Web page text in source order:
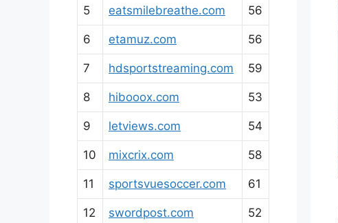
5 eatsmilebreathe.com 56
6 etamuz.com 56
7 hdsportstreaming.com 59
8 hibooox.com 53
9 letviews.com 54
10 mixcrix.com 58
11 sportsvuesoccer.com 61
12 swordpost.com 52